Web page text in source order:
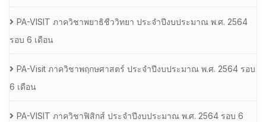
PA-VISIT ภาควิชาพยาธิชีววิทยา ประจำปีงบประมาณ พ.ศ. 2564
รอบ 6 เดือน
PA-Visit ภาควิชาพฤกษศาสตร์ ประจำปีงบประมาณ พ.ศ. 2564 รอบ
6 เดือน
PA-VISIT ภาควิชาฟิสิกส์ ประจำปีงบประมาณ พ.ศ. 2564 รอบ 6